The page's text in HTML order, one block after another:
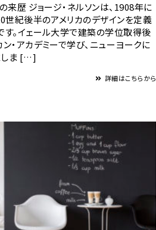
来歴 ジョージ・ネルソンは、1908年に
世紀後半のアメリカのデザインを定義
す。イェール大学で建築の学位取得後
・アカデミーで学び、ニューヨークに
しま […]
詳細はこちらから